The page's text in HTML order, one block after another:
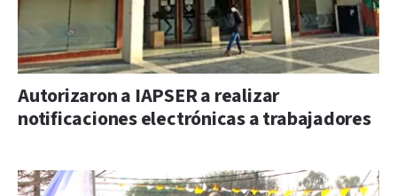
Autorizaron a IAPSER a realizar
notificaciones electrónicas a trabajadores